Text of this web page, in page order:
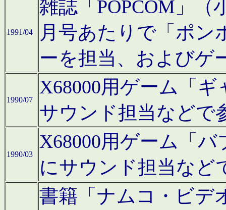
1991/04
雑誌「POPCOM」（
月号あたりで「ポン
ーを担当、およびゲ
1990/07
X68000用ゲーム「
サウンド担当などで
1990/03
X68000用ゲーム「
にサウンド担当など
書籍「ナムコ・ビデ